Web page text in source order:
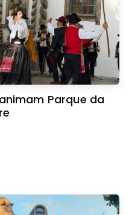
Parque da